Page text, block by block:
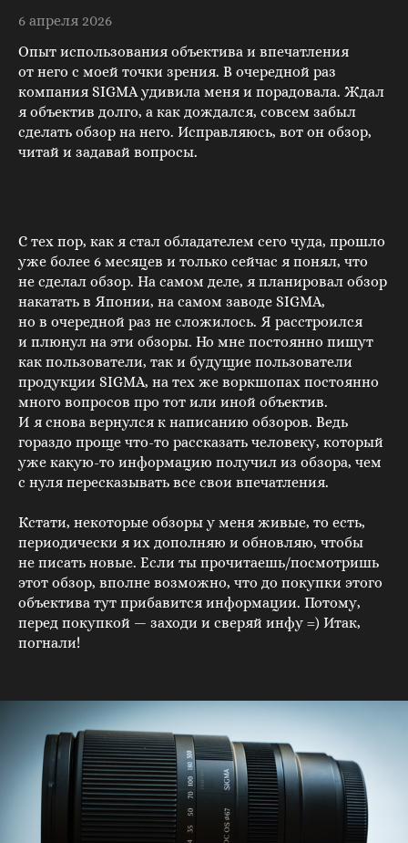
6 апреля 2026
Опыт использования объектива и впечатления
от него с моей точки зрения. В очередной раз
компания SIGMA удивила меня и порадовала. Ждал
я объектив долго, а как дождался, совсем забыл
сделать обзор на него. Исправляюсь, вот он обзор,
читай и задавай вопросы.
С тех пор, как я стал обладателем сего чуда, прошло
уже более 6 месяцев и только сейчас я понял, что
не сделал обзор. На самом деле, я планировал обзор
накатать в Японии, на самом заводе SIGMA,
но в очередной раз не сложилось. Я расстроился
и плюнул на эти обзоры. Но мне постоянно пишут
как пользователи, так и будущие пользователи
продукции SIGMA, на тех же воркшопах постоянно
много вопросов про тот или иной объектив.
И я снова вернулся к написанию обзоров. Ведь
гораздо проще что-то рассказать человеку, который
уже какую-то информацию получил из обзора, чем
с нуля пересказывать все свои впечатления.
Кстати, некоторые обзоры у меня живые, то есть,
периодически я их дополняю и обновляю, чтобы
не писать новые. Если ты прочитаешь/посмотришь
этот обзор, вполне возможно, что до покупки этого
объектива тут прибавится информации. Потому,
перед покупкой — заходи и сверяй инфу =) Итак,
погнали!